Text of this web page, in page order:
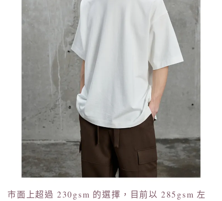
市面上超過 230gsm 的選擇，目前以 285gsm 左